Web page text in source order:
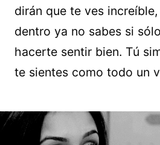
dirán que te ves
dentro ya no sabes si
hacerte sentir bien. Tú
te sientes como todo un